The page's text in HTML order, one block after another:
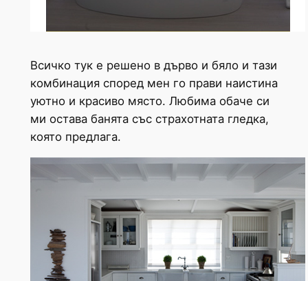
Всичко тук е решено в дърво и бяло и тази
комбинация според мен го прави наистина
уютно и красиво място. Любима обаче си
ми остава банята със страхотната гледка,
която предлага.